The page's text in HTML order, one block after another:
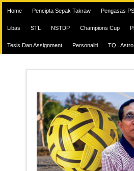
Home Pencipta Sepak Takraw Pengasas
Libas STL NSTDP Champions Cup
Tesis Dan Assignment Personaliti TQ..